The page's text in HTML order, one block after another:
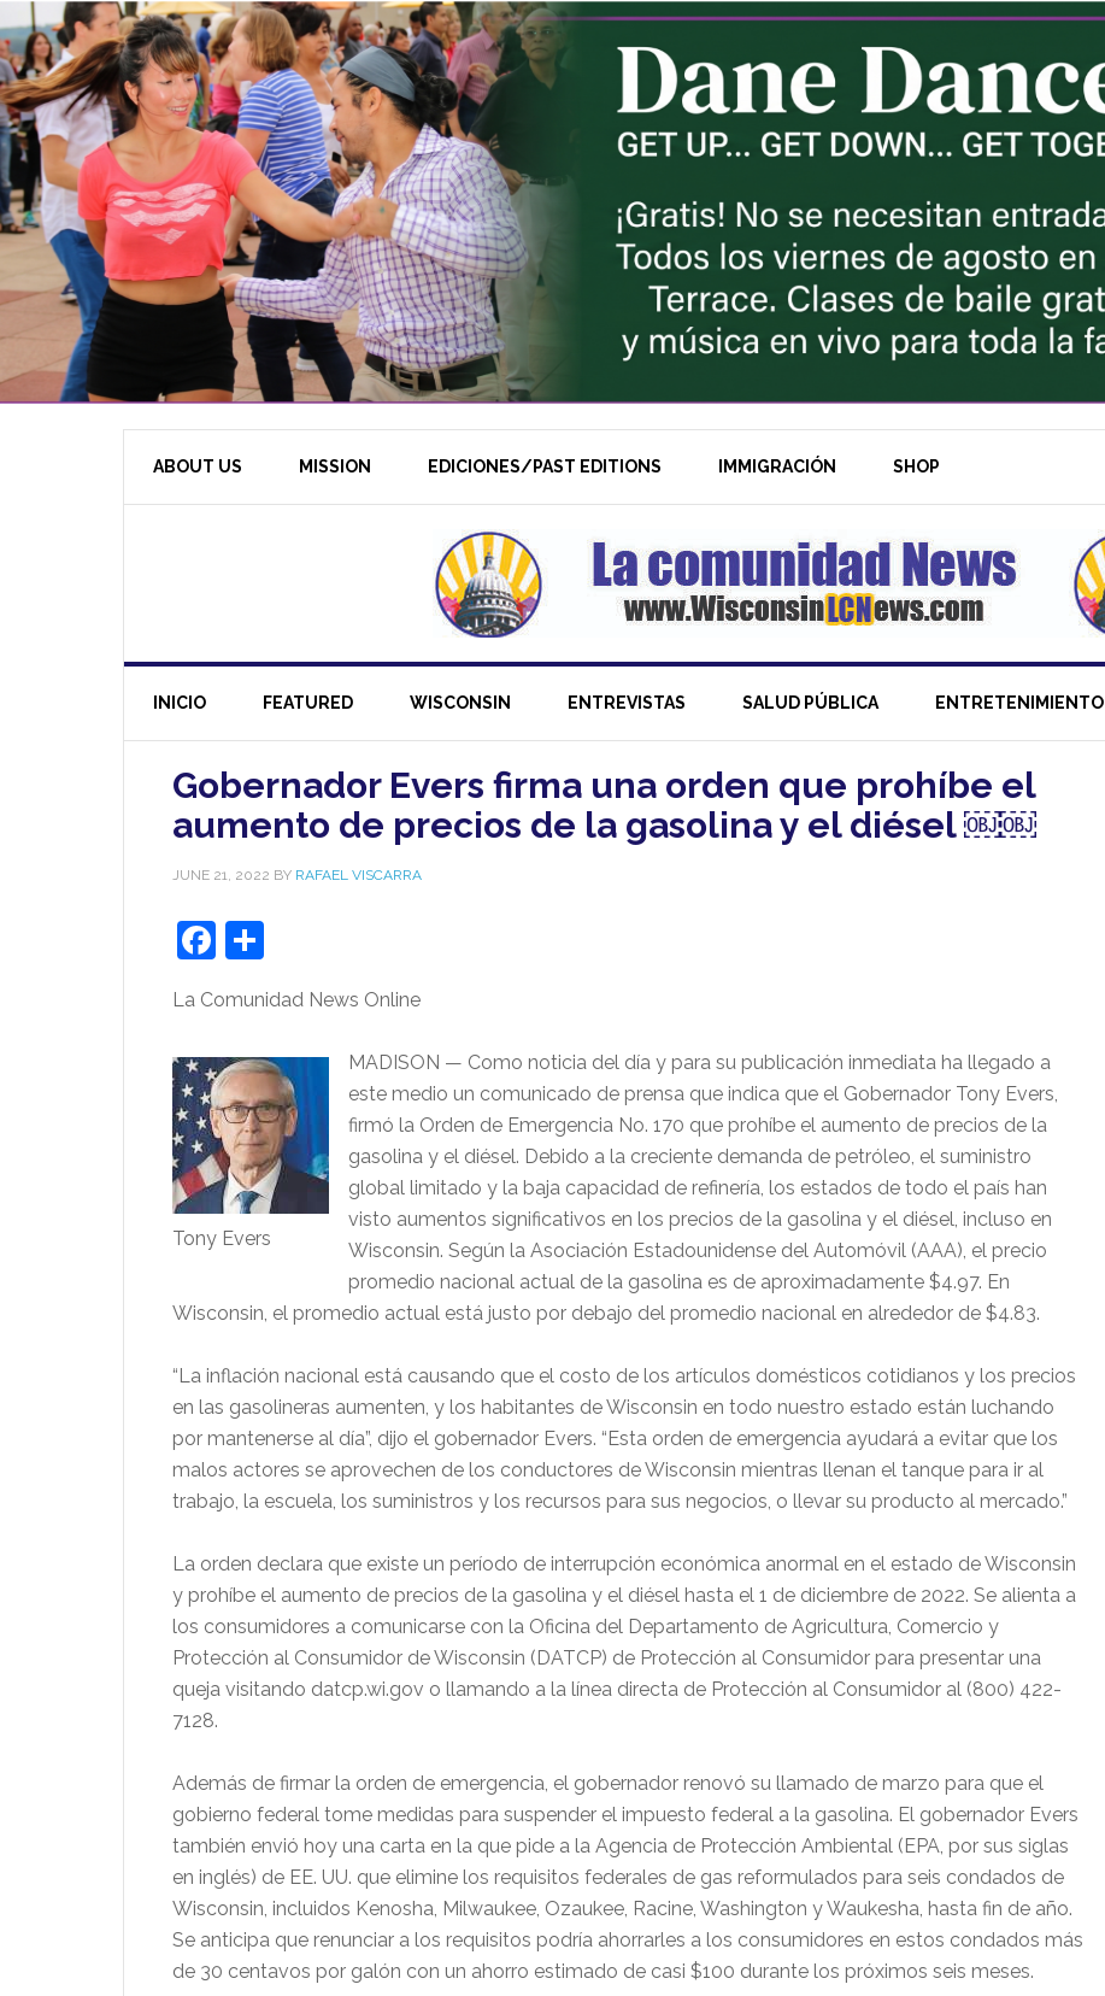
ABOUT US MISSION EDICIONES/PAST EDITIONS IMMIGRACIÓN SHOP
INICIO FEATURED WISCONSIN ENTREVISTAS SALUD PÚBLICA ENTRETENIMIENTO
Gobernador Evers firma una orden que prohíbe el
aumento de precios de la gasolina y el diésel ￼￼
JUNE 21, 2022 BY RAFAEL VISCARRA
Facebook
La Comunidad News Online
Tony Evers
MADISON — Como noticia del día y para su publicación inmediata ha llegado a
este medio un comunicado de prensa que indica que el Gobernador Tony Evers,
firmó la Orden de Emergencia No. 170 que prohíbe el aumento de precios de la
gasolina y el diésel. Debido a la creciente demanda de petróleo, el suministro
global limitado y la baja capacidad de refinería, los estados de todo el país han
visto aumentos significativos en los precios de la gasolina y el diésel, incluso en
Wisconsin. Según la Asociación Estadounidense del Automóvil (AAA), el precio
promedio nacional actual de la gasolina es de aproximadamente $4.97. En
Wisconsin, el promedio actual está justo por debajo del promedio nacional en alrededor de $4.83.
“La inflación nacional está causando que el costo de los artículos domésticos cotidianos y los precios
en las gasolineras aumenten, y los habitantes de Wisconsin en todo nuestro estado están luchando
por mantenerse al día”, dijo el gobernador Evers. “Esta orden de emergencia ayudará a evitar que los
malos actores se aprovechen de los conductores de Wisconsin mientras llenan el tanque para ir al
trabajo, la escuela, los suministros y los recursos para sus negocios, o llevar su producto al mercado.”
La orden declara que existe un período de interrupción económica anormal en el estado de Wisconsin
y prohíbe el aumento de precios de la gasolina y el diésel hasta el 1 de diciembre de 2022. Se alienta a
los consumidores a comunicarse con la Oficina del Departamento de Agricultura, Comercio y
Protección al Consumidor de Wisconsin (DATCP) de Protección al Consumidor para presentar una
queja visitando datcp.wi.gov o llamando a la línea directa de Protección al Consumidor al (800) 422-
7128.
Además de firmar la orden de emergencia, el gobernador renovó su llamado de marzo para que el
gobierno federal tome medidas para suspender el impuesto federal a la gasolina. El gobernador Evers
también envió hoy una carta en la que pide a la Agencia de Protección Ambiental (EPA, por sus siglas
en inglés) de EE. UU. que elimine los requisitos federales de gas reformulados para seis condados de
Wisconsin, incluidos Kenosha, Milwaukee, Ozaukee, Racine, Washington y Waukesha, hasta fin de año.
Se anticipa que renunciar a los requisitos podría ahorrarles a los consumidores en estos condados más
de 30 centavos por galón con un ahorro estimado de casi $100 durante los próximos seis meses.